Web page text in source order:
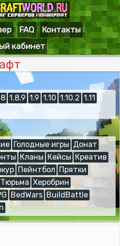
FAQ
Контакты
кабинет
1.8.9 1.9 1.10 1.10.2 1.11
Голодные игры Донат
Кланы Кейсы Креатив
Пейнтбол Прятки
Тюрьма Херобрин
BedWars BuildBattle